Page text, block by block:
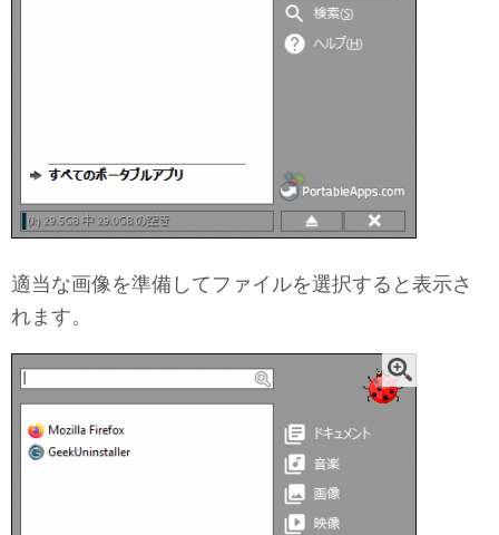
適当な画像を準備してファイルを選択すると表示さ
れます。